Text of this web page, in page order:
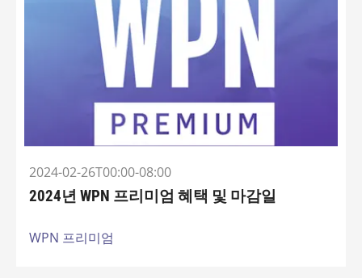
2024-02-26T00:00-08:00
2024년 WPN 프리미엄 혜택 및 마감일
WPN 프리미엄